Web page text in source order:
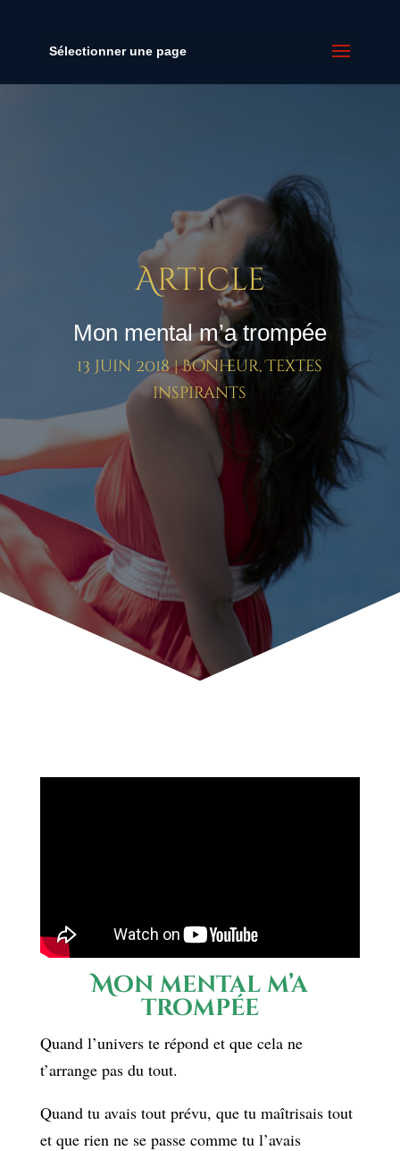
Sélectionner une page
Article
Mon mental m’a trompée
13 Juin 2018|Bonheur,Textes
inspirants
Mon mental m’a
trompée
Quand l’univers te répond et que cela ne
t’arrange pas du tout.
Quand tu avais tout prévu, que tu maîtrisais tout
et que rien ne se passe comme tu l’avais